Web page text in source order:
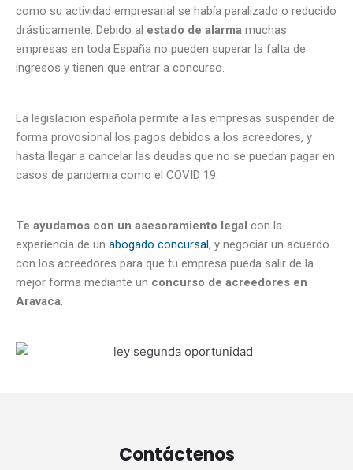
como su actividad empresarial se había paralizado o reducido
drásticamente. Debido al estado de alarma muchas
empresas en toda España no pueden superar la falta de
ingresos y tienen que entrar a concurso.
La legislación española permite a las empresas suspender de
forma provosional los pagos debidos a los acreedores, y
hasta llegar a cancelar las deudas que no se puedan pagar en
casos de pandemia como el COVID 19.
Te ayudamos con un asesoramiento legal con la
experiencia de un abogado concursal, y negociar un acuerdo
con los acreedores para que tu empresa pueda salir de la
mejor forma mediante un concurso de acreedores en
Aravaca
Contáctenos